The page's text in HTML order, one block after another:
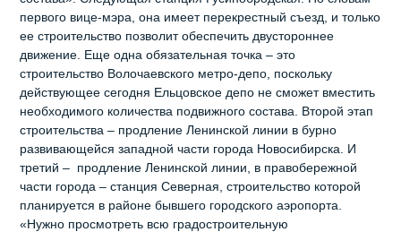
первого вице-мэра, она имеет перекрестный съезд, и только
ее строительство позволит обеспечить двустороннее
движение. Еще одна обязательная точка – это
строительство Волочаевского метро-депо, поскольку
действующее сегодня Ельцовское депо не сможет вместить
необходимого количества подвижного состава. Второй этап
строительства – продление Ленинской линии в бурно
развивающейся западной части города Новосибирска. И
третий – продление Ленинской линии, в правобережной
части города – станция Северная, строительство которой
планируется в районе бывшего городского аэропорта.
«Нужно просмотреть всю градостроительную